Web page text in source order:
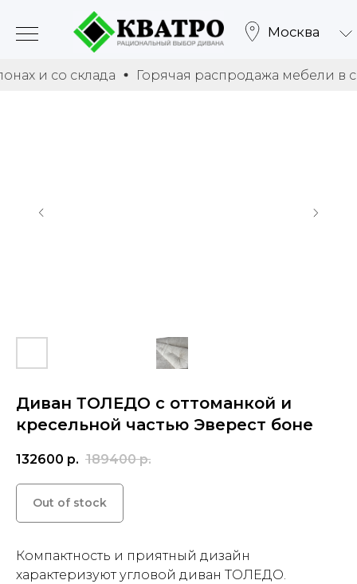
Москва
склада Горячая распродажа мебели в салонах
Диван ТОЛЕДО с оттоманкой и
кресельной частью Эверест боне
132600 р. 189400 р.
Out of stock
Компактность и приятный дизайн
характеризуют угловой диван ТОЛЕДО.
23